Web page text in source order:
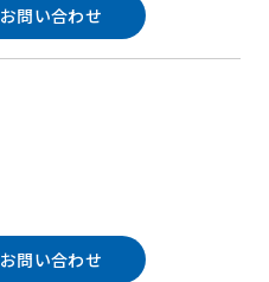
お問い合わせ
お問い合わせ